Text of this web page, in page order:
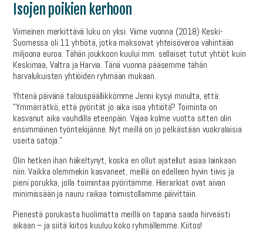
Isojen poikien kerhoon
Viimeinen merkittävä luku on yksi. Viime vuonna (2018) Keski-
Suomessa oli 11 yhtiötä, jotka maksoivat yhteisöveroa vähintään
miljoona euroa. Tähän joukkoon kuului mm. sellaiset tutut yhtiöt kuin
Keskimaa, Valtra ja Harvia. Tänä vuonna pääsemme tähän
harvalukuisten yhtiöiden ryhmään mukaan.
Yhtenä päivänä talouspäällikkömme Jenni kysyi minulta, että:
”Ymmärrätkö, että pyörität jo aika isoa yhtiötä? Toiminta on
kasvanut aika vauhdilla eteenpäin. Vajaa kolme vuotta sitten olin
ensimmäinen työntekijänne. Nyt meillä on jo pelkästään vuokralaisia
useita satoja.”
Olin hetken ihan häkeltynyt, koska en ollut ajatellut asiaa lainkaan
niin. Vaikka olemmekin kasvaneet, meillä on edelleen hyvin tiivis ja
pieni porukka, jolla toimintaa pyöritämme. Hierarkiat ovat aivan
minimissään ja nauru raikaa toimistollamme päivittäin.
Pienestä porukasta huolimatta meillä on tapana saada hirveästi
aikaan – ja siitä kiitos kuuluu koko ryhmällemme. Kiitos!